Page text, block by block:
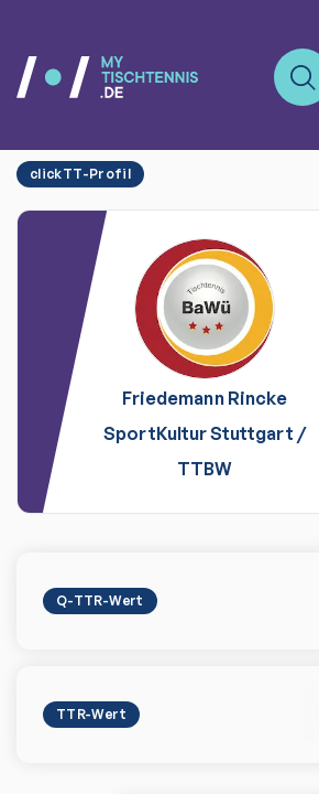
clickTT-Profil
Friedemann Rincke
SportKultur Stuttgart /
TTBW
Q-TTR-Wert
TTR-Wert